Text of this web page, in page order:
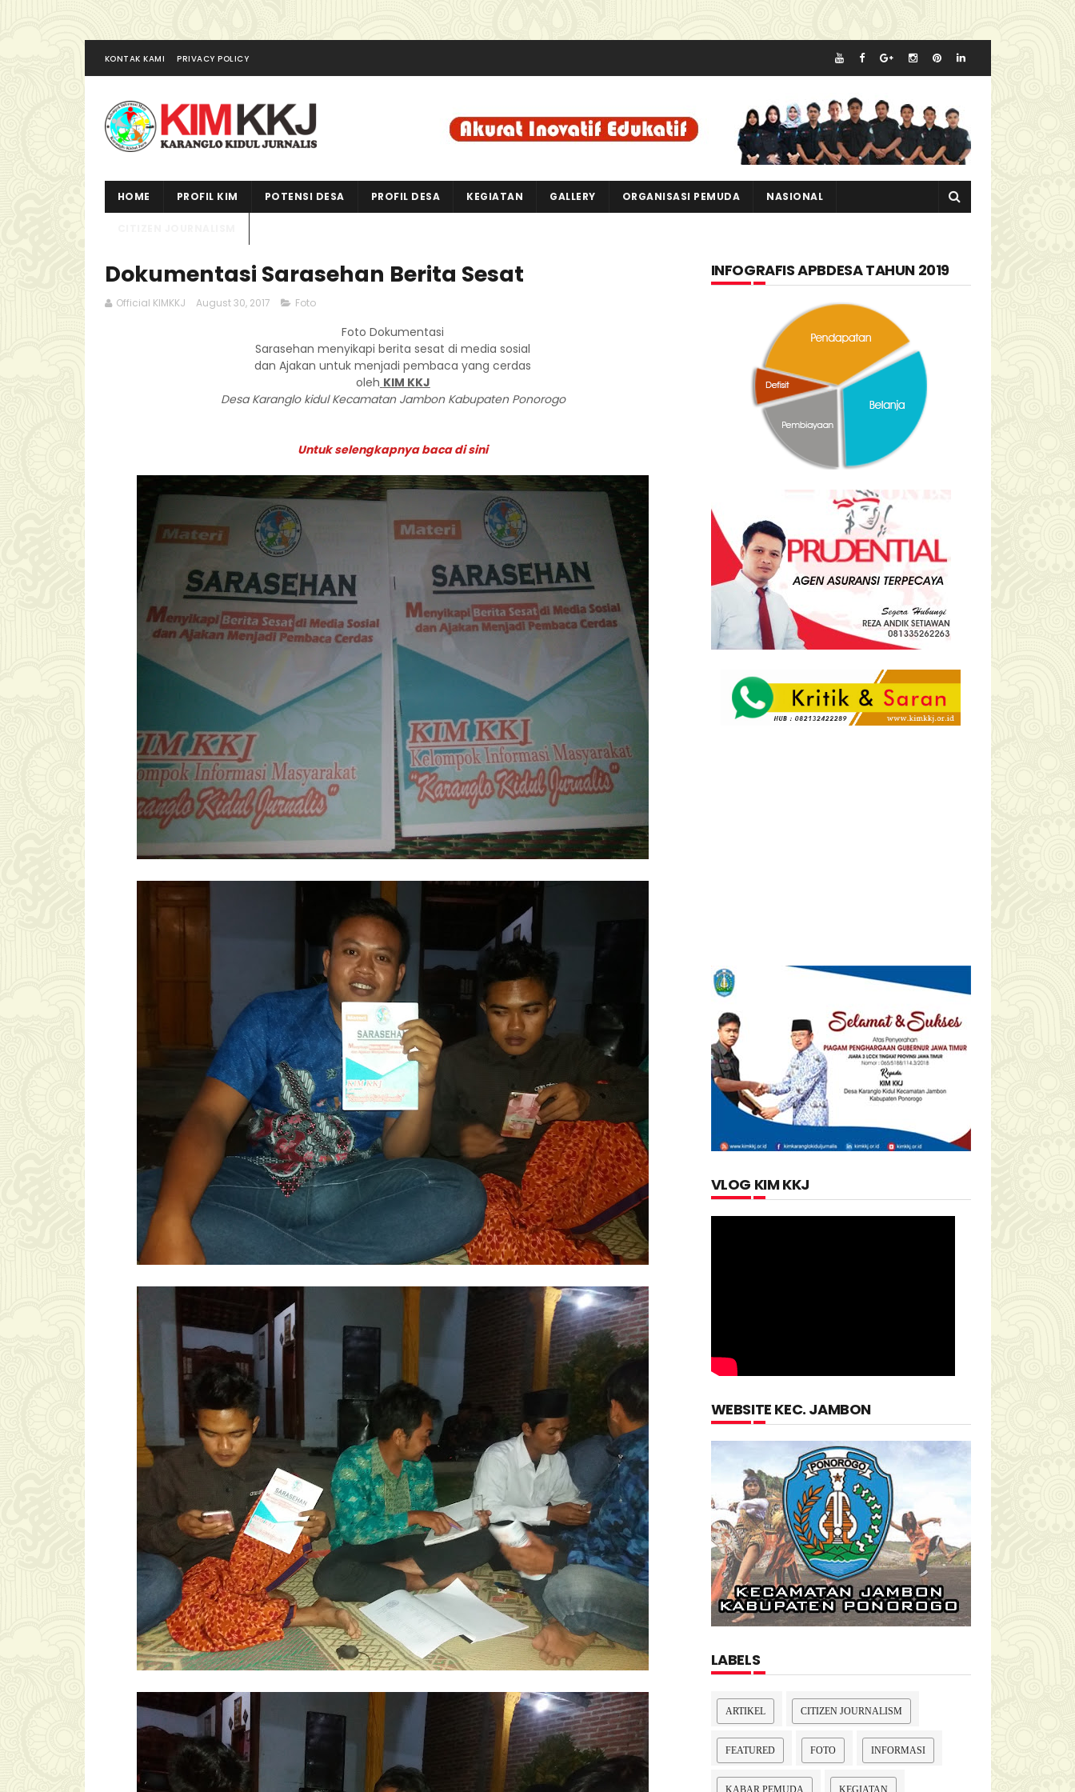
KONTAK KAMI PRIVACY POLICY
HOME PROFIL KIM POTENSI DESA PROFIL DESA KEGIATAN GALLERY ORGANISASI PEMUDA NASIONAL
Dokumentasi Sarasehan Berita Sesat
Official KIMKKJ August 30, 2017 Foto
Foto Dokumentasi
Sarasehan menyikapi berita sesat di media sosial
dan Ajakan untuk menjadi pembaca yang cerdas
oleh KIM KKJ
Desa Karanglo kidul Kecamatan Jambon Kabupaten Ponorogo
Untuk selengkapnya baca di sini
INFOGRAFIS APBDESA TAHUN 2019
VLOG KIM KKJ
WEBSITE KEC. JAMBON
LABELS
ARTIKEL CITIZEN JOURNALISM
FEATURED FOTO INFORMASI
KABAR PEMUDA KEGIATAN